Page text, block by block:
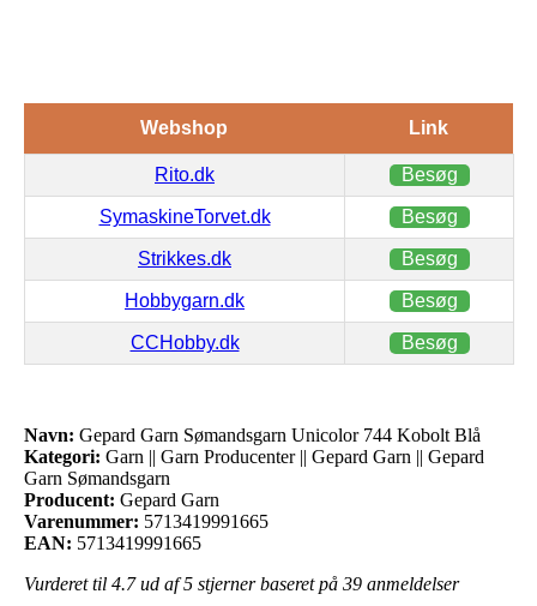
Webshop Link
Rito.dk Besøg
SymaskineTorvet.dk Besøg
Strikkes.dk Besøg
Hobbygarn.dk Besøg
CCHobby.dk Besøg
Navn: Gepard Garn Sømandsgarn Unicolor 744 Kobolt Blå
Kategori: Garn || Garn Producenter || Gepard Garn || Gepard
Garn Sømandsgarn
Producent: Gepard Garn
Varenummer: 5713419991665
EAN: 5713419991665
Vurderet til 4.7ud af 5 stjerner baseret på 39 anmeldelser